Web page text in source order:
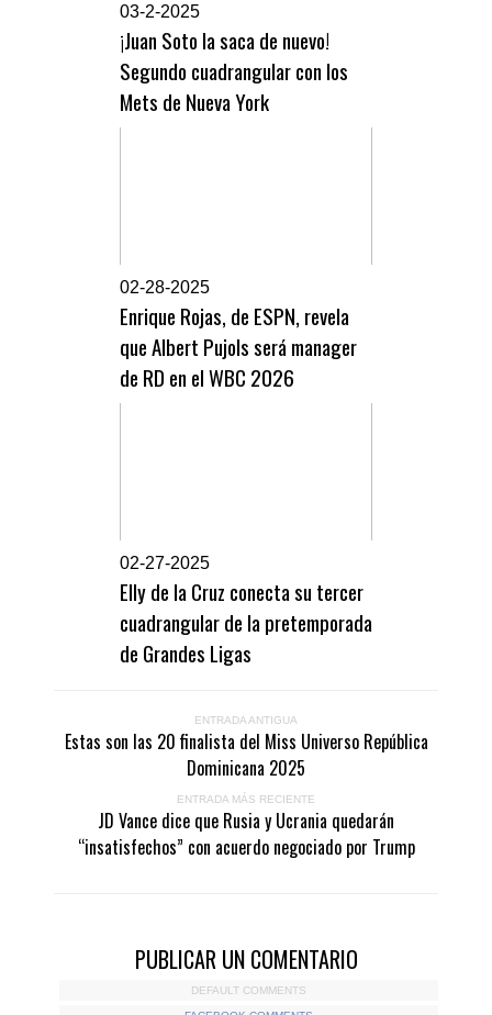
03-2-2025
¡Juan Soto la saca de nuevo!
Segundo cuadrangular con los
Mets de Nueva York
02-28-2025
Enrique Rojas, de ESPN, revela
que Albert Pujols será manager
de RD en el WBC 2026
02-27-2025
Elly de la Cruz conecta su tercer
cuadrangular de la pretemporada
de Grandes Ligas
ENTRADA ANTIGUA
Estas son las 20 finalista del Miss Universo República
Dominicana 2025
ENTRADA MÁS RECIENTE
JD Vance dice que Rusia y Ucrania quedarán
“insatisfechos” con acuerdo negociado por Trump
PUBLICAR UN COMENTARIO
DEFAULT COMMENTS